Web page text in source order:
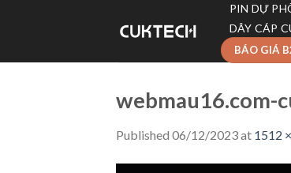
PIN DỰ
DÂY CÁP
BÁO GIÁ
webmau16.com-
Published 06/12/2023at 1512